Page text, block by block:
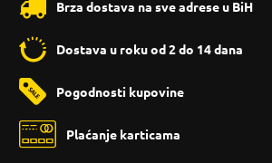
Brza dostava na sve adrese u BiH
Dostava u roku od 2 do 14 dana
Pogodnosti kupovine
Plaćanje karticama